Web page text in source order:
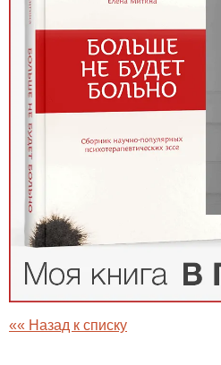
«« Назад к списку